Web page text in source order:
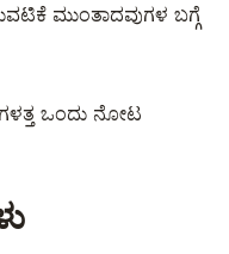
ಮುಂತಾದವುಗಳ ಬಗ್ಗೆ
ಒಂದು ನೋಟ